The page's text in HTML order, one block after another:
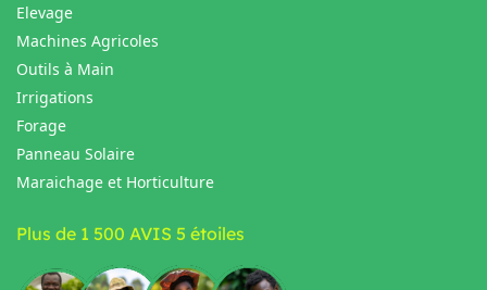
Elevage
Machines Agricoles
Outils à Main
Irrigations
Forage
Panneau Solaire
Maraichage et Horticulture
Plus de 1 500 AVIS 5 étoiles